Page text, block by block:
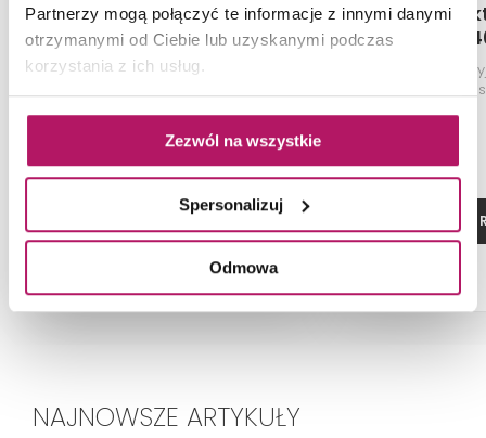
Partnerzy mogą połączyć te informacje z innymi danymi
otrzymanymi od Ciebie lub uzyskanymi podczas
korzystania z ich usług.
Zezwól na wszystkie
Spersonalizuj
Odmowa
Instal-Projekt Mondrian
MON-60/170D50C16
Grzejnik dekoracyjny, 60x170 cm,
ZOBACZ PRODUKT
Instal-
MON-60/
Grzejnik
biały/ice cream
ZOBACZ
NAJNOWSZE ARTYKUŁY